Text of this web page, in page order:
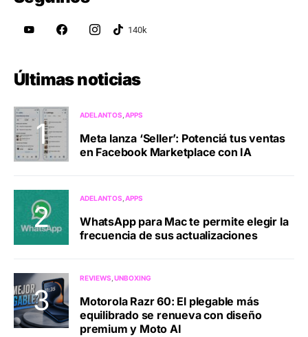
Últimas noticias
ADELANTOS APPS
Meta lanza ‘Seller’: Potenciá tus ventas
en Facebook Marketplace con IA
ADELANTOS APPS
WhatsApp para Mac te permite elegir la
frecuencia de sus actualizaciones
REVIEWS UNBOXING
Motorola Razr 60: El plegable más
equilibrado se renueva con diseño
premium y Moto AI